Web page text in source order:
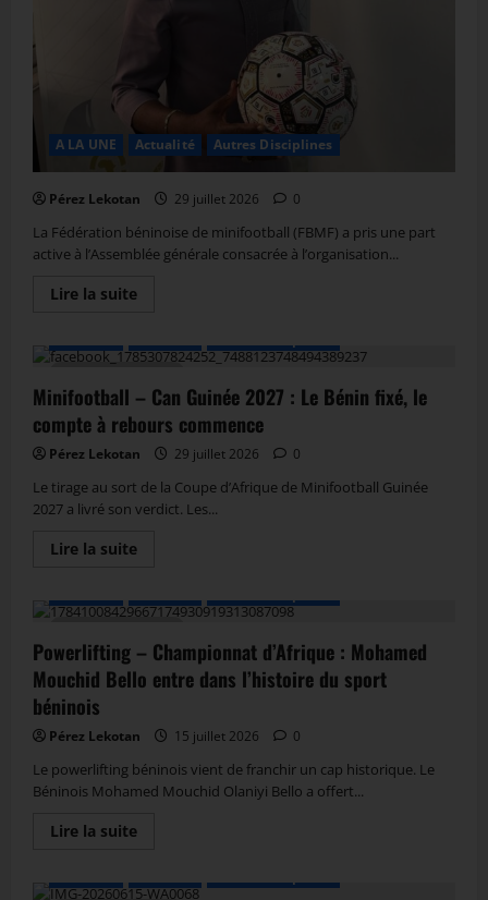
A LA UNE Actualité Autres Disciplines
Pérez Lekotan 29 juillet 2026 0
La Fédération béninoise de minifootball (FBMF) a pris une part
active à l’Assemblée générale consacrée à l’organisation...
Lire la suite
Minifootball – Can Guinée 2027 : Le Bénin fixé, le
compte à rebours commence
Pérez Lekotan 29 juillet 2026 0
Le tirage au sort de la Coupe d’Afrique de Minifootball Guinée
2027 a livré son verdict. Les...
Lire la suite
Powerlifting – Championnat d’Afrique : Mohamed
Mouchid Bello entre dans l’histoire du sport
béninois
Pérez Lekotan 15 juillet 2026 0
Le powerlifting béninois vient de franchir un cap historique. Le
Béninois Mohamed Mouchid Olaniyi Bello a offert...
Lire la suite